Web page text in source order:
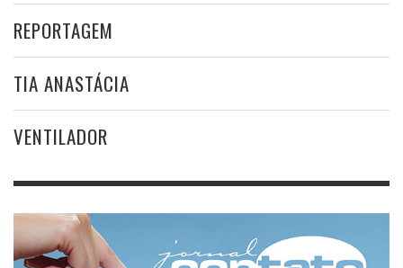
REPORTAGEM
TIA ANASTÁCIA
VENTILADOR